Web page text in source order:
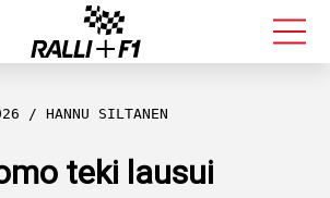
HANNU SILTANEN
teki lausui